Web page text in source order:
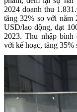
2024 doanh thu
tăng 32% so với năm
USD/lao động, đạt
2023. Thu nhập bình
với kế hoạc, tăng 35%